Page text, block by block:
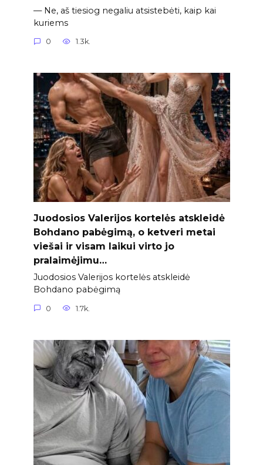
— Ne, aš tiesiog negaliu atsistebėti, kaip kai
kuriems
0 1.3k.
Juodosios Valerijos kortelės atskleidė
Bohdano pabėgimą, o ketveri metai
viešai ir visam laikui virto jo
pralaimėjimu…
Juodosios Valerijos kortelės atskleidė
Bohdano pabėgimą
0 1.7k.